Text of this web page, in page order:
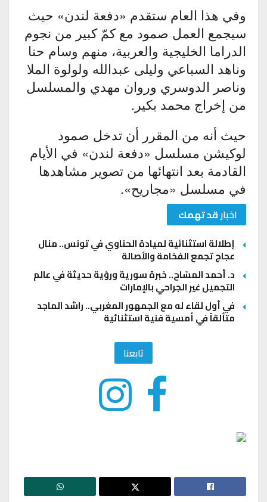
وفي هذا العام ستقدم «دفعة لندن» حيث
سيجمع العمل صمود مع كمّ كبير من نجوم
الدراما الخليجية والعربية، منهم وسام حنا
وناهد السباعي وليلى عبدالله ولولوة الملا
وناصر الدوسري وروان مهدي والمسلسل
من إخراج محمد بكير.
حيث أنه من المقرر أن تدخل صمود
لوكيشن مسلسل «دفعة لندن» في الأيام
القادمة بعد انتهائها من تصوير مشاهدها
في مسلسل «مجاريح».
اخبارقد تهمك
إطلالة استثنائية لميادة الحناوي في تونس.. منال
عجاج تجمع الفخامة والأصالة
د. أحمد المسّاح.. خبرة سورية ورؤية حديثة في عالم
التجميل غير الجراحي بالإمارات
في أول لقاء له مع الجمهور المغربي.. راشد الماجد
متألقاً في أمسية فنية استثنائية
تابعنا